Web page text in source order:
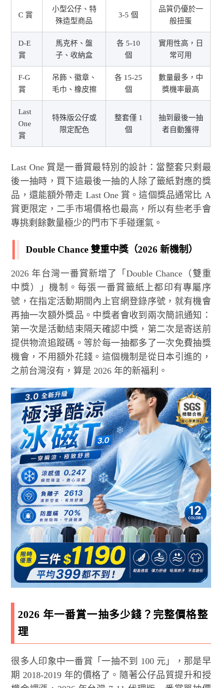
C 賞
小型公仔、特
殊造型商品
3-5 個
品質仍優於一
般扭蛋
D-E
賞
馬克杯、盤
子、收納盒
各 5-10
個
實用性高，日
常可用
F-G
賞
吊飾、徽章、
毛巾、橡皮擦
各 15-25
個
數量最多，中
獎機率最高
Last
One
賞
特殊版公仔或
限定配色
整套僅 1
個
抽到最後一抽
者自動獲得
Last One 賞是一番賞最特別的設計：當整套只剩最
後一抽時，買下這最後一抽的人除了籤紙對應的獎
品，還能額外帶走 Last One 賞。這個獎品通常比 A
賞更限定，二手市場價格也最高，所以有些老手會
專挑剩餘數量極少的門市下手碰運氣。
Double Chance 雙重中獎（2026 新機制）
2026 年台灣一番賞新增了「Double Chance（雙重
中獎）」機制。每張一番賞籤紙上都印有專屬序
號，在指定活動期間內上官網登錄序號，就有機會
再抽一次額外獎品。中獎者會收到兩次簡訊通知：
第一次是活動結束隔天確認中獎，第二次是寄送前
提供物流追蹤碼。等於每一抽都多了一次免費抽獎
機會，不用額外花錢。這個機制是從日本引進的，
之前台灣沒有，算是 2026 年的新福利。
2026 年一番賞一抽多少錢？完整價格整
理
很多人印象中一番賞「一抽不到 100 元」，那是早
期 2018-2019 年的價格了。隨著公仔品質提升和授